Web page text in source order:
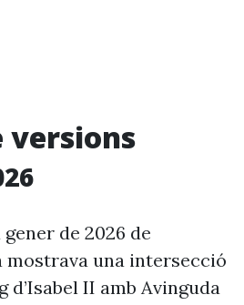
versions
de 2026 de
mostrava una intersecció
d’Isabel II amb Avinguda